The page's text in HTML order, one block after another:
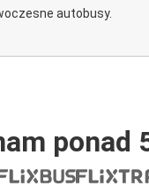
autobusy.
ponad